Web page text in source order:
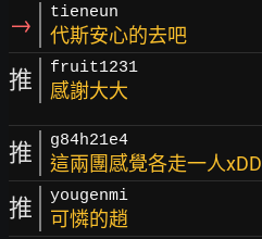
→ tieneun
代斯安心的去吧
推 fruit1231
感謝大大
推 g84h21e4
這兩團感覺各走一人xDD
推 yougenmi
可憐的趙